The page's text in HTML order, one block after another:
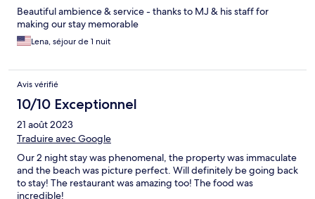
Beautiful ambience & service - thanks to MJ & his staff for
making our stay memorable
Lena, séjour de 1 nuit
Avis vérifié
10/10 Exceptionnel
21 août 2023
Traduire avec Google
Our 2 night stay was phenomenal, the property was immaculate
and the beach was picture perfect. Will definitely be going back
to stay! The restaurant was amazing too! The food was
incredible!